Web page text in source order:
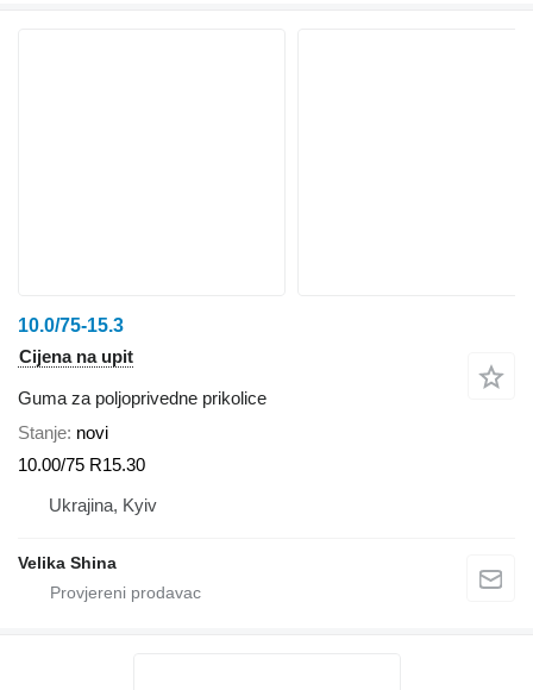
10.0/75-15.3
Cijena na upit
Guma za poljoprivedne prikolice
Stanje novi
10.00/75 R15.30
Ukrajina, Kyiv
Velika Shina